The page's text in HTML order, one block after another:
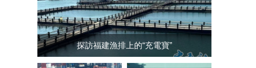
探訪福建漁排上的“充電寶”